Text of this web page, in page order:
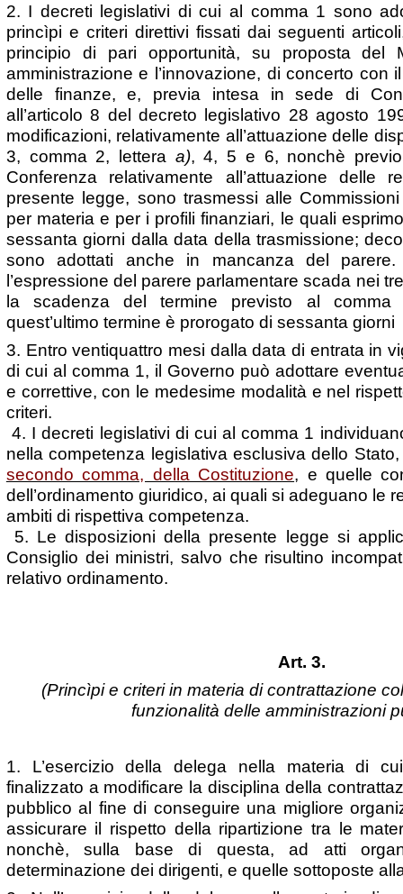
2. I decreti legislativi di cui al comma 1 sono
princìpi e criteri direttivi fissati dai seguenti
principio di pari opportunità, su proposta del
amministrazione e l’innovazione, di concerto con
delle finanze, e, previa intesa in sede di
all’articolo 8 del decreto legislativo 28 agosto
modificazioni, relativamente all’attuazione delle
3, comma 2, lettera a), 4, 5 e 6, nonchè
Conferenza relativamente all’attuazione delle
presente legge, sono trasmessi alle
per materia e per i profili finanziari, le quali
sessanta giorni dalla data della trasmissione;
sono adottati anche in mancanza del
l’espressione del parere parlamentare scada nei
la scadenza del termine previsto al comma
quest’ultimo termine è prorogato di sessanta giorni
3. Entro ventiquattro mesi dalla data di entrata in
di cui al comma 1, il Governo può adottare
e correttive, con le medesime modalità e nel
criteri.
4. I decreti legislativi di cui al comma 1
nella competenza legislativa esclusiva dello Stato,
secondo comma, della Costituzione, e quelle
dell’ordinamento giuridico, ai quali si adeguano le
ambiti di rispettiva competenza.
5. Le disposizioni della presente legge si
Consiglio dei ministri, salvo che risultino
relativo ordinamento.
Art. 3.
(Princìpi e criteri in materia di contrattazione
funzionalità delle amministrazioni
1. L’esercizio della delega nella materia di
finalizzato a modificare la disciplina della
pubblico al fine di conseguire una migliore
assicurare il rispetto della ripartizione tra le
nonchè, sulla base di questa, ad atti
determinazione dei dirigenti, e quelle sottoposte